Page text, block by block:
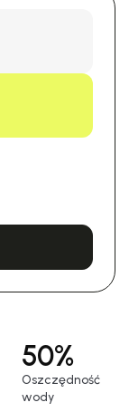
50%
Oszczędność
wody